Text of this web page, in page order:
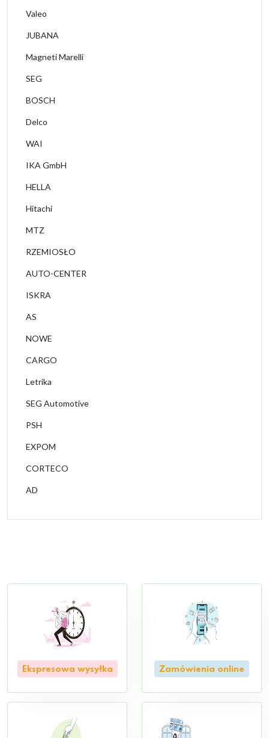
Valeo
JUBANA
Magneti Marelli
SEG
BOSCH
Delco
WAI
IKA GmbH
HELLA
Hitachi
MTZ
RZEMIOSŁO
AUTO-CENTER
ISKRA
AS
NOWE
CARGO
Letrika
SEG Automotive
PSH
EXPOM
CORTECO
AD
Ekspresowa wysyłka Zamówienia online